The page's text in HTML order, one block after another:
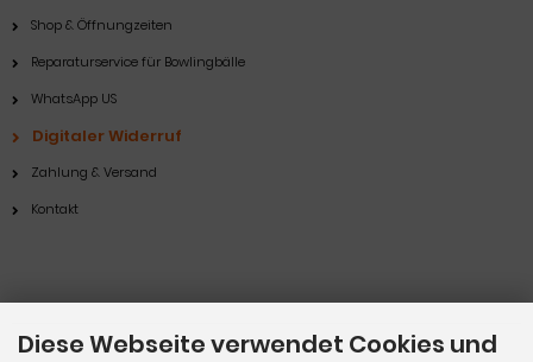
Shop & Öffnungzeiten
Reparaturservice für Bowlingbälle
WhatsApp US
Digitaler Widerruf
Zahlung & Versand
Kontakt
Zahlungsmethoden
Diese Webseite verwendet Cookies und